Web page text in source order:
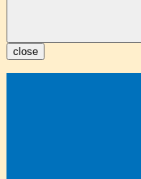
close